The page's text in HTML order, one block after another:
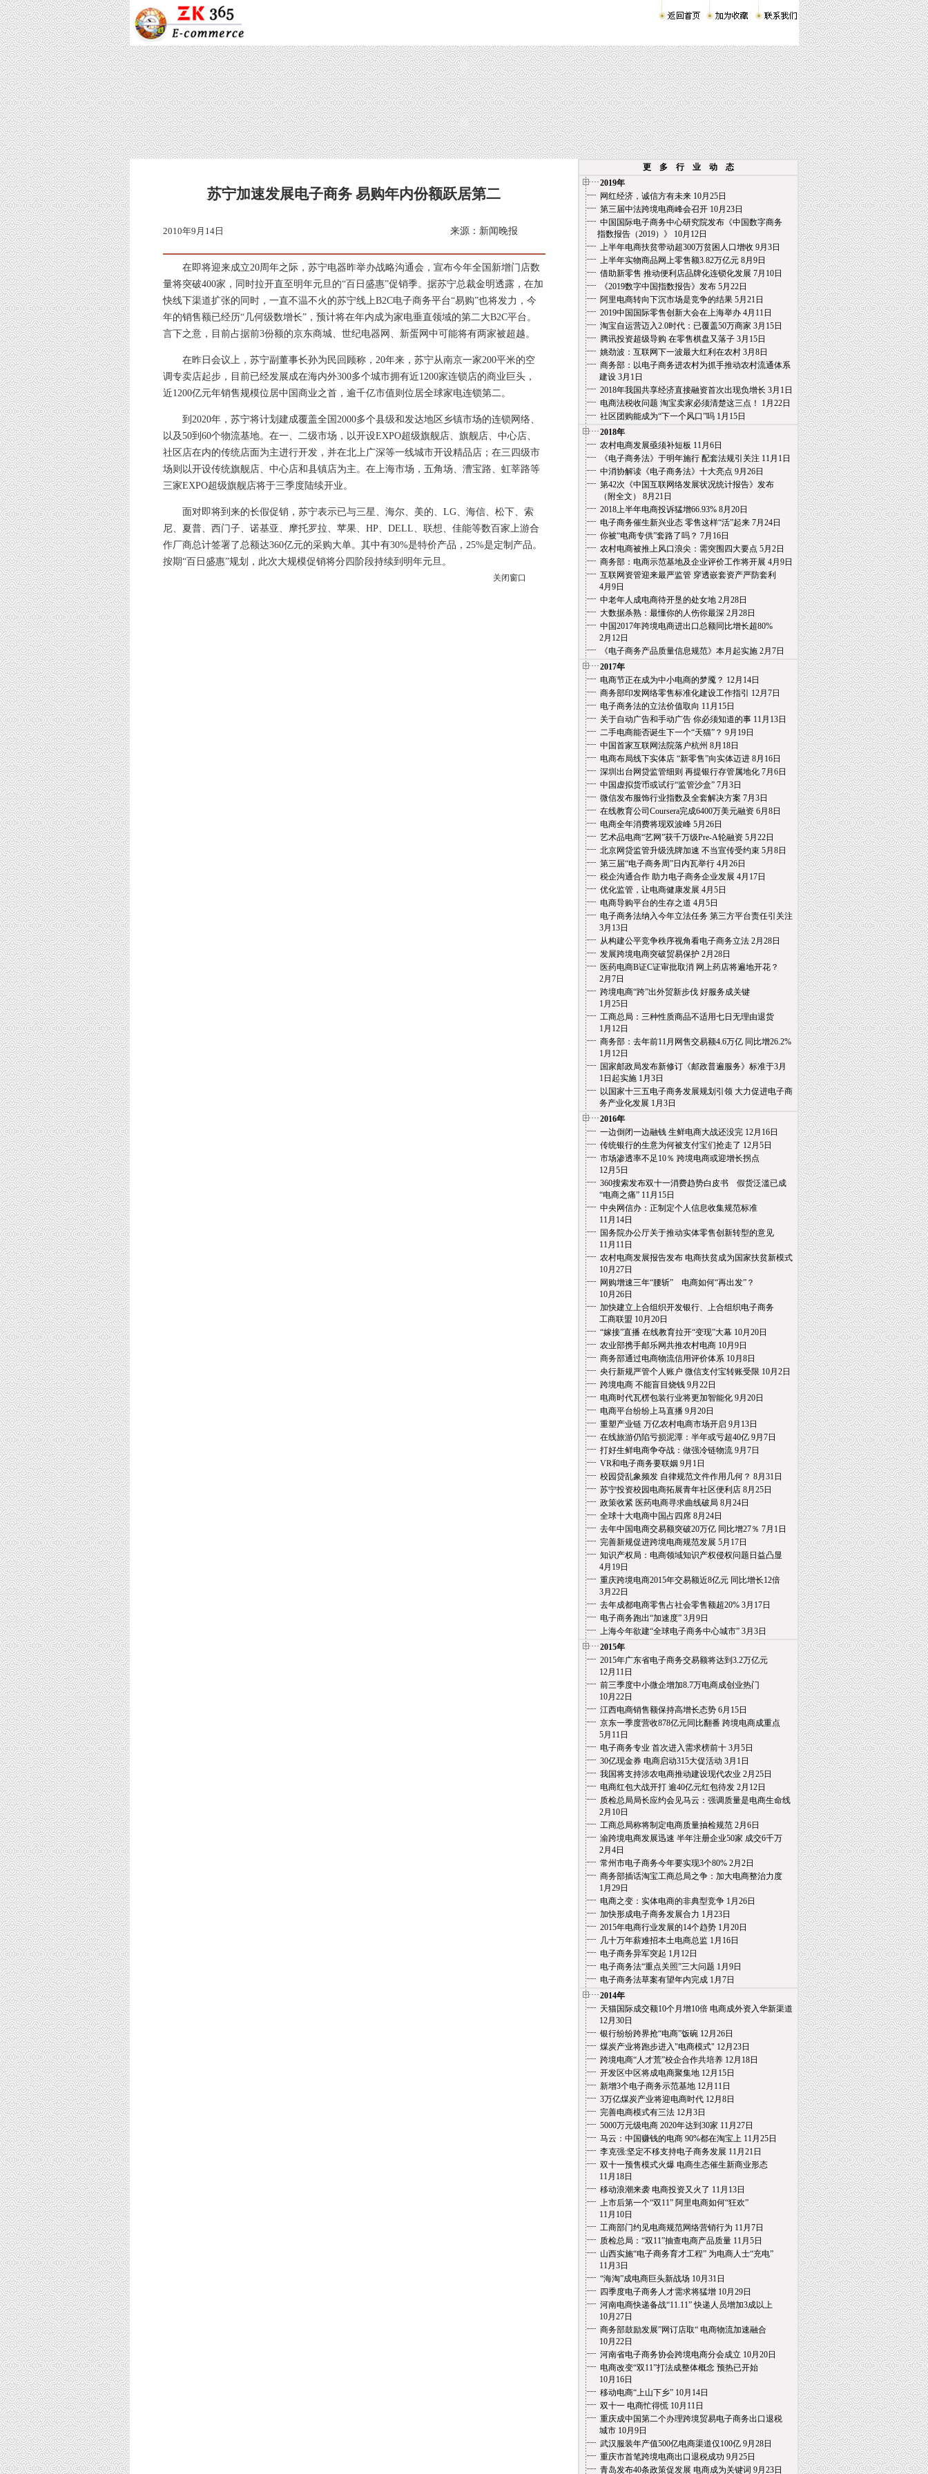
苏宁加速发展电子商务 易购年内份额跃居第二
2010年9月14日 来源：新闻晚报
在即将迎来成立20周年之际，苏宁电器昨举办战略沟通会，宣布今年全国新增门店数
量将突破400家，同时拉开直至明年元旦的“百日盛惠”促销季。据苏宁总裁金明透露，在加
快线下渠道扩张的同时，一直不温不火的苏宁线上B2C电子商务平台“易购”也将发力，今
年的销售额已经历“几何级数增长”，预计将在年内成为家电垂直领域的第二大B2C平台。
言下之意，目前占据前3份额的京东商城、世纪电器网、新蛋网中可能将有两家被超越。
在昨日会议上，苏宁副董事长孙为民回顾称，20年来，苏宁从南京一家200平米的空
调专卖店起步，目前已经发展成在海内外300多个城市拥有近1200家连锁店的商业巨头，
近1200亿元年销售规模位居中国商业之首，逾千亿市值则位居全球家电连锁第二。
到2020年，苏宁将计划建成覆盖全国2000多个县级和发达地区乡镇市场的连锁网络、
以及50到60个物流基地。在一、二级市场，以开设EXPO超级旗舰店、旗舰店、中心店、
社区店在内的传统店面为主进行开发，并在北上广深等一线城市开设精品店；在三四级市
场则以开设传统旗舰店、中心店和县镇店为主。在上海市场，五角场、漕宝路、虹莘路等
三家EXPO超级旗舰店将于三季度陆续开业。
面对即将到来的长假促销，苏宁表示已与三星、海尔、美的、LG、海信、松下、索
尼、夏普、西门子、诺基亚、摩托罗拉、苹果、HP、DELL、联想、佳能等数百家上游合
作厂商总计签署了总额达360亿元的采购大单。其中有30%是特价产品，25%是定制产品。
按期“百日盛惠”规划，此次大规模促销将分四阶段持续到明年元旦。
关闭窗口
更 多 行 业 动 态
2019年
网红经济，诚信方有未来 10月25日
第三届中法跨境电商峰会召开 10月23日
中国国际电子商务中心研究院发布《中国数字商务
指数报告（2019）》 10月12日
上半年电商扶贫带动超300万贫困人口增收 9月3日
上半年实物商品网上零售额3.82万亿元 8月9日
借助新零售 推动便利店品牌化连锁化发展 7月10日
《2019数字中国指数报告》发布 5月22日
阿里电商转向下沉市场是竞争的结果 5月21日
2019中国国际零售创新大会在上海举办 4月11日
淘宝自运营迈入2.0时代：已覆盖50万商家 3月15日
腾讯投资超级导购 在零售棋盘又落子 3月15日
姚劲波：互联网下一波最大红利在农村 3月8日
商务部：以电子商务进农村为抓手推动农村流通体系
建设 3月1日
2018年我国共享经济直接融资首次出现负增长 3月1日
电商法税收问题 淘宝卖家必须清楚这三点！ 1月22日
社区团购能成为“下一个风口”吗 1月15日
2018年
农村电商发展亟须补短板 11月6日
《电子商务法》于明年施行 配套法规引关注 11月1日
中消协解读《电子商务法》十大亮点 9月26日
第42次《中国互联网络发展状况统计报告》发布
（附全文） 8月21日
2018上半年电商投诉猛增66.93% 8月20日
电子商务催生新兴业态 零售这样“活”起来 7月24日
你被“电商专供”套路了吗？ 7月16日
农村电商被推上风口浪尖：需突围四大要点 5月2日
商务部：电商示范基地及企业评价工作将开展 4月9日
互联网资管迎来最严监管 穿透嵌套资产严防套利
4月9日
中老年人成电商待开垦的处女地 2月28日
大数据杀熟：最懂你的人伤你最深 2月28日
中国2017年跨境电商进出口总额同比增长超80%
2月12日
《电子商务产品质量信息规范》本月起实施 2月7日
2017年
电商节正在成为中小电商的梦魇？ 12月14日
商务部印发网络零售标准化建设工作指引 12月7日
电子商务法的立法价值取向 11月15日
关于自动广告和手动广告 你必须知道的事 11月13日
二手电商能否诞生下一个“天猫”？ 9月19日
中国首家互联网法院落户杭州 8月18日
电商布局线下实体店 “新零售”向实体迈进 8月16日
深圳出台网贷监管细则 再提银行存管属地化 7月6日
中国虚拟货币或试行“监管沙盒” 7月3日
微信发布服饰行业指数及全套解决方案 7月3日
在线教育公司Coursera完成6400万美元融资 6月8日
电商全年消费将现双波峰 5月26日
艺术品电商“艺网”获千万级Pre-A轮融资 5月22日
北京网贷监管升级洗牌加速 不当宣传受约束 5月8日
第三届“电子商务周”日内瓦举行 4月26日
税企沟通合作 助力电子商务企业发展 4月17日
优化监管，让电商健康发展 4月5日
电商导购平台的生存之道 4月5日
电子商务法纳入今年立法任务 第三方平台责任引关注
3月13日
从构建公平竞争秩序视角看电子商务立法 2月28日
发展跨境电商突破贸易保护 2月28日
医药电商B证C证审批取消 网上药店将遍地开花？
2月7日
跨境电商“跨”出外贸新步伐 好服务成关键
1月25日
工商总局：三种性质商品不适用七日无理由退货
1月12日
商务部：去年前11月网售交易额4.6万亿 同比增26.2%
1月12日
国家邮政局发布新修订《邮政普遍服务》标准于3月
1日起实施 1月3日
以国家十三五电子商务发展规划引领 大力促进电子商
务产业化发展 1月3日
2016年
一边倒闭一边融钱 生鲜电商大战还没完 12月16日
传统银行的生意为何被支付宝们抢走了 12月5日
市场渗透率不足10％ 跨境电商或迎增长拐点
12月5日
360搜索发布双十一消费趋势白皮书 假货泛滥已成
“电商之痛” 11月15日
中央网信办：正制定个人信息收集规范标准
11月14日
国务院办公厅关于推动实体零售创新转型的意见
11月11日
农村电商发展报告发布 电商扶贫成为国家扶贫新模式
10月27日
网购增速三年“腰斩” 电商如何“再出发”？
10月26日
加快建立上合组织开发银行、上合组织电子商务
工商联盟 10月20日
“嫁接”直播 在线教育拉开“变现”大幕 10月20日
农业部携手邮乐网共推农村电商 10月9日
商务部通过电商物流信用评价体系 10月8日
央行新规严管个人账户 微信支付宝转账受限 10月2日
跨境电商 不能盲目烧钱 9月22日
电商时代瓦楞包装行业将更加智能化 9月20日
电商平台纷纷上马直播 9月20日
重塑产业链 万亿农村电商市场开启 9月13日
在线旅游仍陷亏损泥潭：半年或亏超40亿 9月7日
打好生鲜电商争夺战：做强冷链物流 9月7日
VR和电子商务要联姻 9月1日
校园贷乱象频发 自律规范文件作用几何？ 8月31日
苏宁投资校园电商拓展青年社区便利店 8月25日
政策收紧 医药电商寻求曲线破局 8月24日
全球十大电商中国占四席 8月24日
去年中国电商交易额突破20万亿 同比增27％ 7月1日
完善新规促进跨境电商规范发展 5月17日
知识产权局：电商领域知识产权侵权问题日益凸显
4月19日
重庆跨境电商2015年交易额近8亿元 同比增长12倍
3月22日
去年成都电商零售占社会零售额超20% 3月17日
电子商务跑出“加速度” 3月9日
上海今年欲建“全球电子商务中心城市” 3月3日
2015年
2015年广东省电子商务交易额将达到3.2万亿元
12月11日
前三季度中小微企增加8.7万电商成创业热门
10月22日
江西电商销售额保持高增长态势 6月15日
京东一季度营收878亿元同比翻番 跨境电商成重点
5月11日
电子商务专业 首次进入需求榜前十 3月5日
30亿现金券 电商启动315大促活动 3月1日
我国将支持涉农电商推动建设现代农业 2月25日
电商红包大战开打 逾40亿元红包待发 2月12日
质检总局局长应约会见马云：强调质量是电商生命线
2月10日
工商总局称将制定电商质量抽检规范 2月6日
渝跨境电商发展迅速 半年注册企业50家 成交6千万
2月4日
常州市电子商务今年要实现3个80% 2月2日
商务部插话淘宝工商总局之争：加大电商整治力度
1月29日
电商之变：实体电商的非典型竞争 1月26日
加快形成电子商务发展合力 1月23日
2015年电商行业发展的14个趋势 1月20日
几十万年薪难招本土电商总监 1月16日
电子商务异军突起 1月12日
电子商务法“重点关照”三大问题 1月9日
电子商务法草案有望年内完成 1月7日
2014年
天猫国际成交额10个月增10倍 电商成外资入华新渠道
12月30日
银行纷纷跨界抢“电商”饭碗 12月26日
煤炭产业将跑步进入"电商模式" 12月23日
跨境电商“人才荒”校企合作共培养 12月18日
开发区中区将成电商聚集地 12月15日
新增3个电子商务示范基地 12月11日
3万亿煤炭产业将迎电商时代 12月8日
完善电商模式有三法 12月3日
5000万元级电商 2020年达到30家 11月27日
马云：中国赚钱的电商 90%都在淘宝上 11月25日
李克强:坚定不移支持电子商务发展 11月21日
双十一预售模式火爆 电商生态催生新商业形态
11月18日
移动浪潮来袭 电商投资又火了 11月13日
上市后第一个“双11” 阿里电商如何“狂欢”
11月10日
工商部门约见电商规范网络营销行为 11月7日
质检总局：“双11”抽查电商产品质量 11月5日
山西实施“电子商务育才工程” 为电商人士“充电”
11月3日
“海淘”成电商巨头新战场 10月31日
四季度电子商务人才需求将猛增 10月29日
河南电商快递备战“11.11” 快递人员增加3成以上
10月27日
商务部鼓励发展”网订店取“ 电商物流加速融合
10月22日
河南省电子商务协会跨境电商分会成立 10月20日
电商改变“双11”打法成整体概念 预热已开始
10月16日
移动电商“上山下乡” 10月14日
双十一 电商忙得慌 10月11日
重庆成中国第二个办理跨境贸易电子商务出口退税
城市 10月9日
武汉服装年产值500亿电商渠道仅100亿 9月28日
重庆市首笔跨境电商出口退税成功 9月25日
青岛发布40条政策促发展 电商成为关键词 9月23日